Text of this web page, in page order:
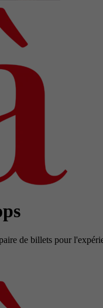
de billets pour